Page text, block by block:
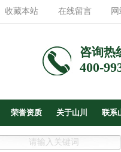
收藏本站 在线留言
咨询热
400-
荣誉资质 关于山川 联系